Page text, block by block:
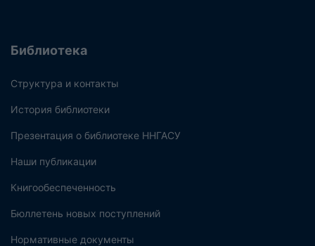
Библиотека
Структура и контакты
История библиотеки
Презентация о библиотеке ННГАСУ
Наши публикации
Книгообеспеченность
Бюллетень новых поступлений
Нормативные документы